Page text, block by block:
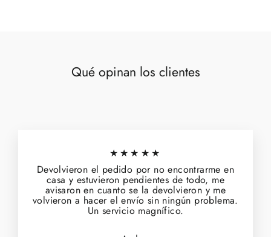
Qué opinan los clientes
★★★★★
Devolvieron el pedido por no encontrarme en
casa y estuvieron pendientes de todo, me
avisaron en cuanto se la devolvieron y me
volvieron a hacer el envío sin ningún problema.
Un servicio magnífico.